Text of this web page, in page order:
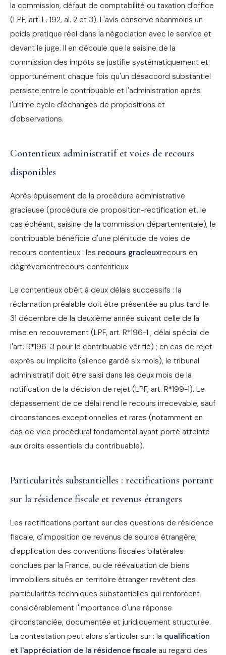
la commission, défaut de comptabilité ou taxation d'office
(LPF, art. L. 192, al. 2 et 3). L'avis conserve néanmoins un
poids pratique réel dans la négociation avec le service et
devant le juge. Il en découle que la saisine de la
commission des impôts se justifie systématiquement et
opportunément chaque fois qu'un désaccord substantiel
persiste entre le contribuable et l'administration après
l'ultime cycle d'échanges de propositions et
d'observations.
Contentieux administratif et voies de recours
disponibles
Après épuisement de la procédure administrative
gracieuse (procédure de proposition-rectification et, le
cas échéant, saisine de la commission départementale), le
contribuable bénéficie d'une plénitude de voies de
recours contentieux : les recours gracieuxrecours en
dégrèvementrecours contentieux
Le contentieux obéit à deux délais successifs : la
réclamation préalable doit être présentée au plus tard le
31 décembre de la deuxième année suivant celle de la
mise en recouvrement (LPF, art. R*196-1 ; délai spécial de
l'art. R*196-3 pour le contribuable vérifié) ; en cas de rejet
exprès ou implicite (silence gardé six mois), le tribunal
administratif doit être saisi dans les deux mois de la
notification de la décision de rejet (LPF, art. R*199-1). Le
dépassement de ce délai rend le recours irrecevable, sauf
circonstances exceptionnelles et rares (notamment en
cas de vice procédural fondamental ayant porté atteinte
aux droits essentiels du contribuable).
Particularités substantielles : rectifications portant
sur la résidence fiscale et revenus étrangers
Les rectifications portant sur des questions de résidence
fiscale, d'imposition de revenus de source étrangère,
d'application des conventions fiscales bilatérales
conclues par la France, ou de réévaluation de biens
immobiliers situés en territoire étranger revêtent des
particularités techniques substantielles qui renforcent
considérablement l'importance d'une réponse
circonstanciée, documentée et juridiquement structurée.
La contestation peut alors s'articuler sur : la qualification
et l'appréciation de la résidence fiscale au regard des